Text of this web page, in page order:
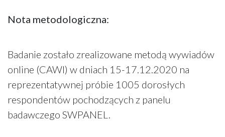
Nota metodologiczna:
Badanie zostało zrealizowane metodą wywiadów
online (CAWI) w dniach 15-17.12.2020 na
reprezentatywnej próbie 1005 dorosłych
respondentów pochodzących z panelu
badawczego SWPANEL.